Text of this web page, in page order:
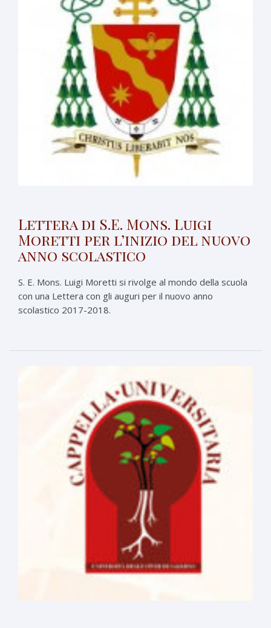
Lettera di S.E. Mons. Luigi
Moretti per l’inizio del nuovo
anno scolastico
S. E. Mons. Luigi Moretti si rivolge al mondo della scuola
con una Lettera con gli auguri per il nuovo anno
scolastico 2017-2018.